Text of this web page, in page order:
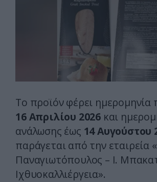
Το προϊόν φέρει ημερομηνία
16 Απριλίου 2026και
ανάλωσης έως 14 Αυγούστου
παράγεται από την εταιρεία
Παναγιωτόπουλος – Ι.
Ιχθυοκαλλιέργεια».